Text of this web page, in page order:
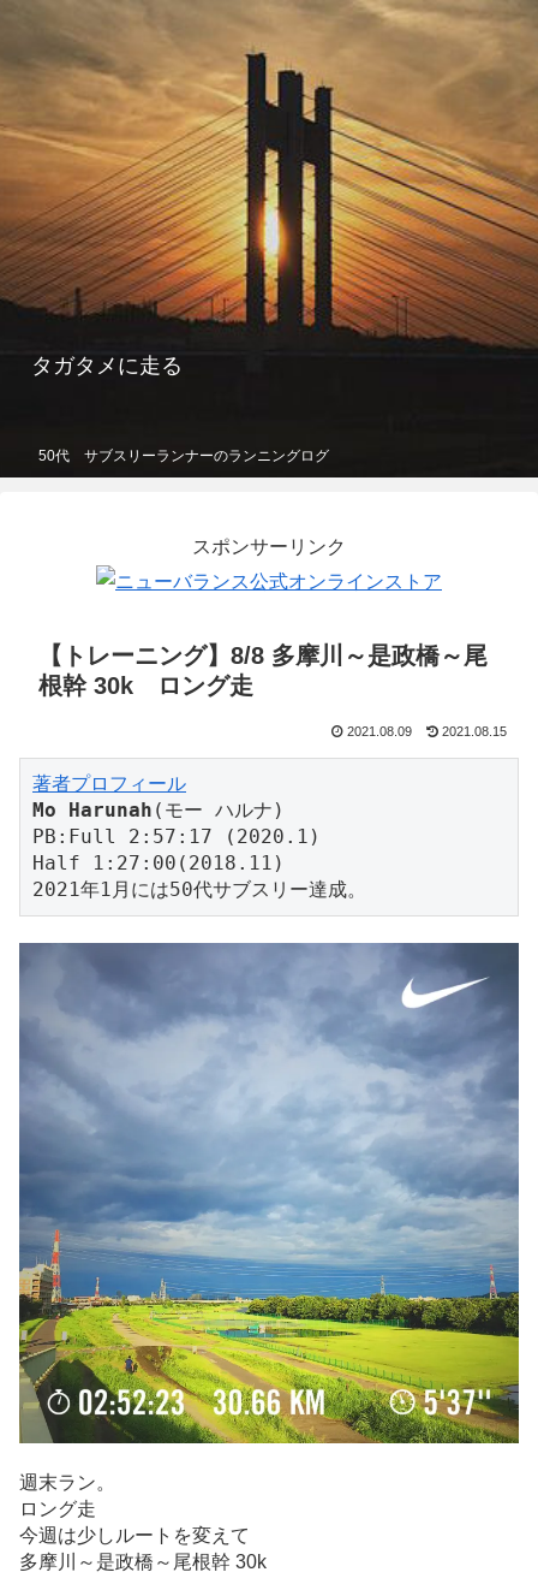
タガタメに走る
50代 サブスリーランナーのランニングログ
スポンサーリンク
【トレーニング】8/8 多摩川～是政橋～尾
根幹 30k ロング走
2021.08.09 2021.08.15
著者プロフィール
Mo Harunah (モー ハルナ)
PB:Full 2:57:17 (2020.1)
Half 1:27:00(2018.11)
2021年1月には50代サブスリー達成。
週末ラン。
ロング走
今週は少しルートを変えて
多摩川～是政橋～尾根幹 30k